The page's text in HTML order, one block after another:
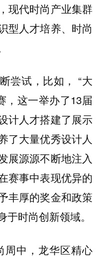
现代时尚产业集群
型人才培养、时尚
尝试，比如， “大
，这一举办了13届
计人才搭建了展示
了大量优秀设计人
展源源不断地注入
赛事中表现优异的
丰厚的奖金和政策
时尚创新领域。
周中，龙华区精心